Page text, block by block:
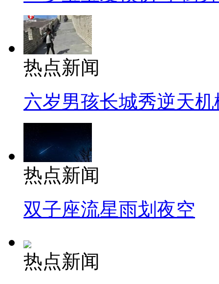
热点新闻
六岁男孩长城秀逆天机
热点新闻
双子座流星雨划夜空
热点新闻